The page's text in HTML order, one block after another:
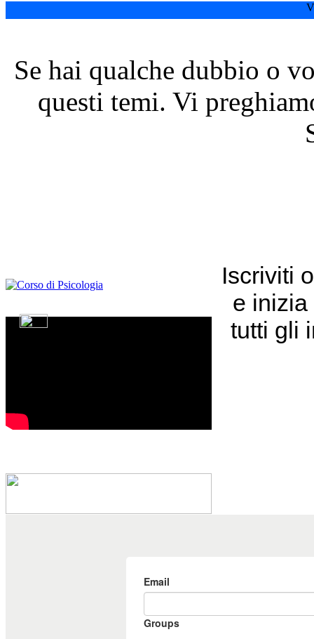
Se hai qualche dubbio o
questi temi. Vi
Iscriviti
e
tutti gli